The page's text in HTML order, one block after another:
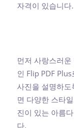
자격이 있습니다.
먼저 사랑스러
인 Flip PDF
사진을 설명하
면 다양한 스타
진이 있는 아름
다.